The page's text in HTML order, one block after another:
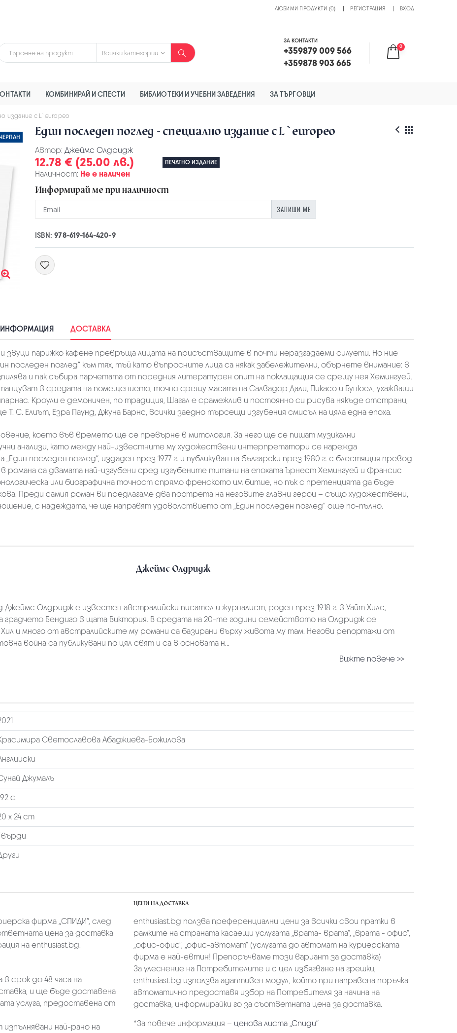
ЛЮБИМИ ПРОДУКТИ (0) РЕГИСТРАЦИЯ ВХОД
ЗА КОНТАКТИ
+359879 009 566
+359878 903 665
0
КОМБИНИРАЙ И СПЕСТИ БИБЛИОТЕКИ И УЧЕБНИ ЗАВЕДЕНИЯ ЗА ТЪРГОВЦИ
издание с L`europeo
Един последен поглед - специално издание с L`europeo
Автор: Джеймс Олдридж
12.78 € (25.00 лв.) ПЕЧАТНО ИЗДАНИЕ
Наличност: Не е наличен
Информирай ме при наличност
ЗАПИШИ МЕ
ISBN:978-619-164-420-9
ДОСТАВКА
парижко кафене превръща лицата на присъстващите в почти неразгадаеми силуети. Но ние
последен поглед“ към тях, тъй като въпросните лица са някак забележителни, обърнете внимание: в
и пак събира парчетата от поредния литературен опит на поклащащия се срещу нея Хемингуей.
в средата на помещението, точно срещу масата на Салвадор Дали, Пикасо и Бунюел, ухажващи
Кроули е демоничен, по традиция, Шагал е срамежлив и постоянно си рисува някъде отстрани,
С. Елиът, Езра Паунд, Джуна Барнс, всички заедно търсещи изгубения смисъл на цяла една епоха.
което във времето ще се превърне в митология. За него ще се пишат музикални
анализи, като между най-известните му художествени интерпретатори се нарежда
последен поглед“, издаден през 1977 г. и публикуван на български през 1980 г. с блестящия превод
романа са двамата най-изгубени сред изгубените титани на епохата Ърнест Хемингуей и Франсис
или биографична точност спрямо френското им битие, но пък с претенцията да бъде
Преди самия роман ви предлагаме два портрета на неговите главни герои – също художествени,
с надеждата, че ще направят удоволствието от „Един последен поглед“ още по-пълно.
Джеймс Олдридж
Джеймс Олдридж е известен австралийски писател и журналист, роден през 1918 г. в Уайт Хилс,
градчето Бендиго в щата Виктория. В средата на 20-те години семейството на Олдридж се
и много от австралийските му романи са базирани върху живота му там. Негови репортажи от
война са публикувани по цял свят и са в основата н...
Вижте повече >>
Светославова Абаджиева-Божилова
Джумалъ
с.
х 24 cm
фирмa „СПИДИ“, след
цена за доставка
на enthusiast.bg.
срок до 48 часа на
и ще бъде доставена
услуга, предоставена от
най-рано на
ЦЕНИ НА ДОСТАВКА
enthusiast.bg ползва преференциални цени за всички свои пратки в
рамките на страната касаещи услугата „врата- врата“, „врата - офис“,
„oфис-офис“, „офис-автомат“ (услугата до автомат на куриерската
фирма е най-евтин! Препоръчваме този вариант за доставка)
За улеснение на Потребителите и с цел избягване на грешки,
enthusiast.bg използва адаптивен модул, който при направена поръчка
автоматично предоставя избор на Потребителя за начина на
доставка, информирайки го за съответната цена за доставка.
*За повече информация – ценова листа „Спиди“